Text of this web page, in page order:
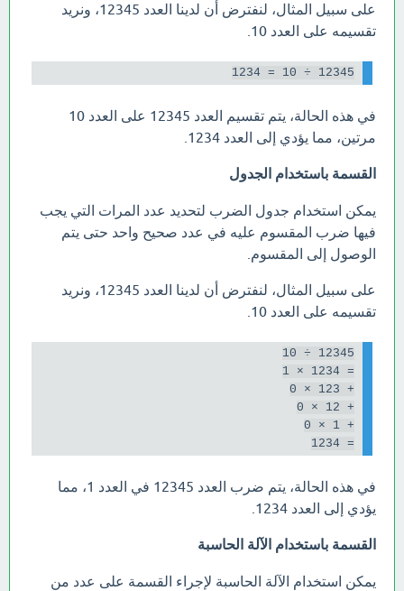
على سبيل المثال، لنفترض أن لدينا العدد 12345، ونريد
تقسيمه على العدد 10.
12345 ÷ 10 = 1234
في هذه الحالة، يتم تقسيم العدد 12345 على العدد 10
مرتين، مما يؤدي إلى العدد 1234.
القسمة باستخدام الجدول
يمكن استخدام جدول الضرب لتحديد عدد المرات التي يجب
فيها ضرب المقسوم عليه في عدد صحيح واحد حتى يتم
الوصول إلى المقسوم.
على سبيل المثال، لنفترض أن لدينا العدد 12345، ونريد
تقسيمه على العدد 10.
= 1234
في هذه الحالة، يتم ضرب العدد 12345 في العدد 1، مما
يؤدي إلى العدد 1234.
القسمة باستخدام الآلة الحاسبة
يمكن استخدام الآلة الحاسبة لإجراء القسمة على عدد من